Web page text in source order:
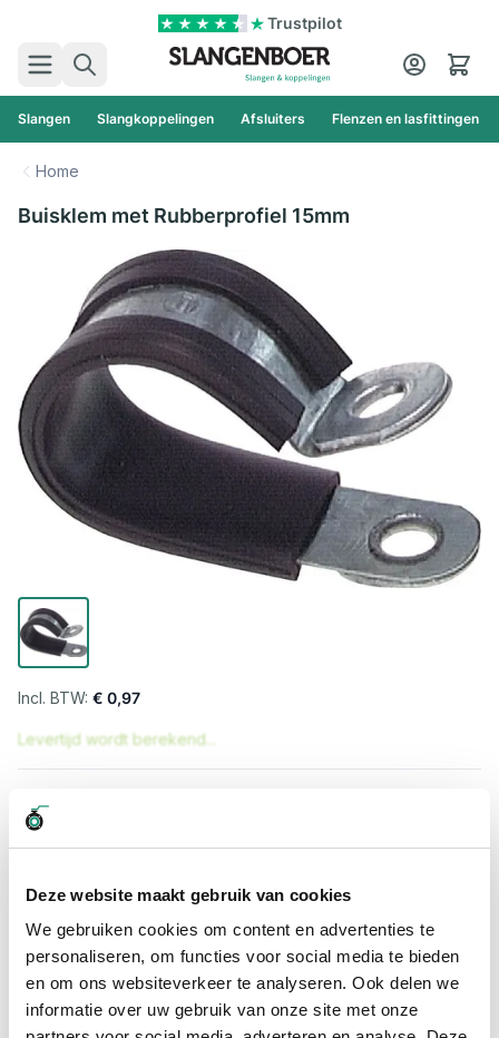
Deze website maakt gebruik van cookies
We gebruiken cookies om content en advertenties te
personaliseren, om functies voor social media te bieden
en om ons websiteverkeer te analyseren. Ook delen we
informatie over uw gebruik van onze site met onze
Trustpilot
Zoek
Cart
Slangen Slangkoppelingen Afsluiters Flenzen en lasfittingen
Home
Buisklem met Rubberprofiel 15mm
€ 0,97
Levertijd wordt berekend...
Snelle levering
Snel naar
Meer informatie